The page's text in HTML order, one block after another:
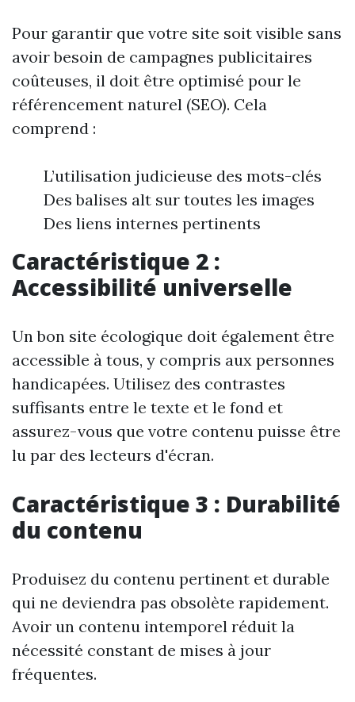
Pour garantir que votre site soit visible sans
avoir besoin de campagnes publicitaires
coûteuses, il doit être optimisé pour le
référencement naturel (SEO). Cela
comprend :
L’utilisation judicieuse des mots-clés
Des balises alt sur toutes les images
Des liens internes pertinents
Caractéristique 2 :
Accessibilité universelle
Un bon site écologique doit également être
accessible à tous, y compris aux personnes
handicapées. Utilisez des contrastes
suffisants entre le texte et le fond et
assurez-vous que votre contenu puisse être
lu par des lecteurs d'écran.
Caractéristique 3 : Durabilité
du contenu
Produisez du contenu pertinent et durable
qui ne deviendra pas obsolète rapidement.
Avoir un contenu intemporel réduit la
nécessité constant de mises à jour
fréquentes.